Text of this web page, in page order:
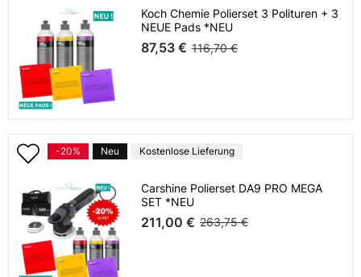
Koch Chemie Polierset 3 Polituren + 3
NEUE Pads *NEU
87,53 € 116,70 €
-20% Neu Kostenlose Lieferung
Carshine Polierset DA9 PRO MEGA
SET *NEU
211,00 € 263,75 €